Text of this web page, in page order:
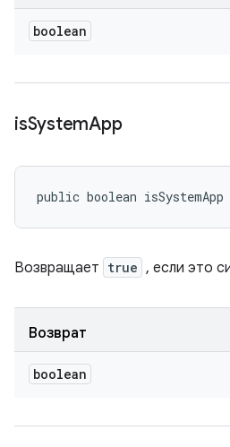
boolean
isSystemApp
public boolean
Возвращает true , если это
Возврат
boolean